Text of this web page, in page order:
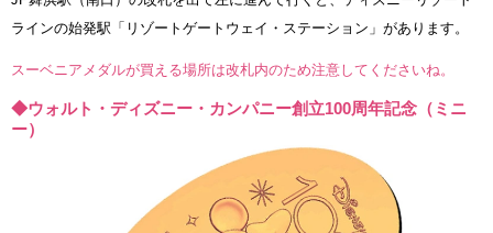
ラインの始発駅「リゾートゲートウェイ・ステーション」があります。
スーベニアメダルが買える場所は改札内のため注意してくださいね。
◆ウォルト・ディズニー・カンパニー創立100周年記念（ミニ
ー）